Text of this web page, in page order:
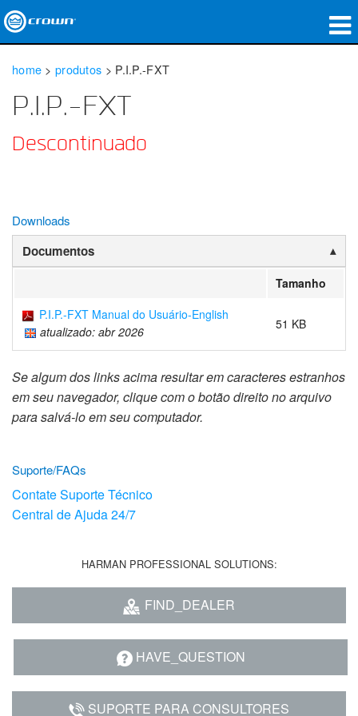
Applications
nossa história
treinamento
suporte
home >produtos > P.I.P.-FXT
P.I.P.-FXT
Descontinuado
Downloads
Documentos
Tamanho
P.I.P.-FXT Manual do Usuário-English
atualizado: abr 2026
51 KB
Se algum dos links acima resultar em caracteres estranhos
em seu navegador, clique com o botão direito no arquivo
para salvá-lo em seu computador.
Suporte/FAQs
Contate Suporte Técnico
Central de Ajuda 24/7
HARMAN PROFESSIONAL SOLUTIONS:
FIND_DEALER
HAVE_QUESTION
SUPORTE PARA CONSULTORES